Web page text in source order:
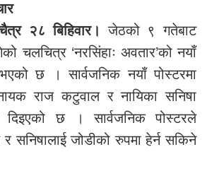
२८ बिहिवार। जेठको ९ गतेबाट
चलचित्र ‘नरसिंहाः अवतार’को नयाँ
छ । सार्वजनिक नयाँ पोस्टरमा
राज कटुवाल र नायिका सनिषा
दिइएको छ । सार्वजनिक पोस्टरले
सनिषालाई जोडीको रुपमा हेर्न सकिने